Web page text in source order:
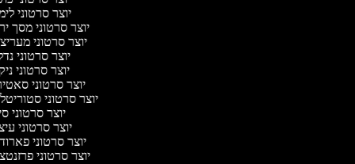
יוצר סרטוני
יוצר סרטוני מסך
יוצר סרטוני
יוצר סרטוני
יוצר סרטוני
יוצר סרטוני
יוצר סרטוני
יוצר סרטוני
יוצר סרטוני
יוצר סרטוני
יוצר סרטוני